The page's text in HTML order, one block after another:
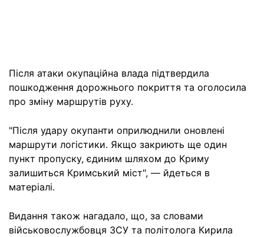
Після атаки окупаційна влада підтвердила
пошкодження дорожнього покриття та оголосила
про зміну маршрутів руху.
"Після удару окупанти оприлюднили оновлені
маршрути логістики. Якщо закриють ще один
пункт пропуску, єдиним шляхом до Криму
залишиться Кримський міст", — йдеться в
матеріалі.
Видання також нагадало, що, за словами
військовослужбовця ЗСУ та політолога Кирила